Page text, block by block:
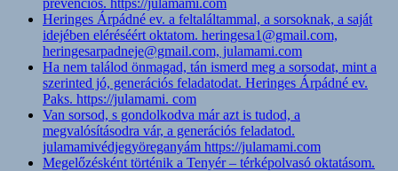
Heringes Árpádné ev. a feltaláltammal, a sorsoknak, a saját
idejében eléréséért oktatom. heringesa1@gmail.com,
heringesarpadneje@gmail.com, julamami.com
Ha nem találod önmagad, tán ismerd meg a sorsodat, mint a
szerinted jó, generációs feladatodat. Heringes Árpádné ev.
Paks. https://julamami. com
Van sorsod, s gondolkodva már azt is tudod, a
megvalósításodra vár, a generációs feladatod.
julamamivédjegyöreganyám https://julamami.com
Megelőzésként történik a Tenyér – térképolvasó oktatásom.